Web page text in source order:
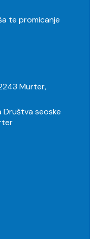
te promicanje
Murter,
Društva seoske